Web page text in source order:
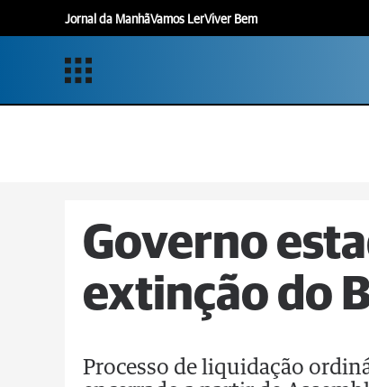
Jornal da ManhãVamos LerViver Bem
Governo
extinção do
Processo de liquidação